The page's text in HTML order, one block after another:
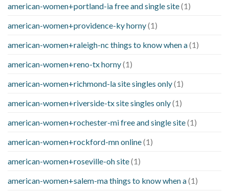
american-women+portland-ia free and single site(1)
american-women+providence-ky horny(1)
american-women+raleigh-nc things to know when a(1)
american-women+reno-tx horny(1)
american-women+richmond-la site singles only(1)
american-women+riverside-tx site singles only(1)
american-women+rochester-mi free and single site(1)
american-women+rockford-mn online(1)
american-women+roseville-oh site(1)
american-women+salem-ma things to know when a(1)